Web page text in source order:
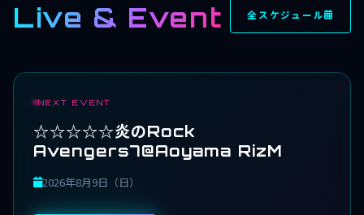
Live & Event 全スケジュール
NEXT EVENT
☆☆☆☆☆炎のRock
Avengers7@Aoyama RizM
2026年8月9日（日）